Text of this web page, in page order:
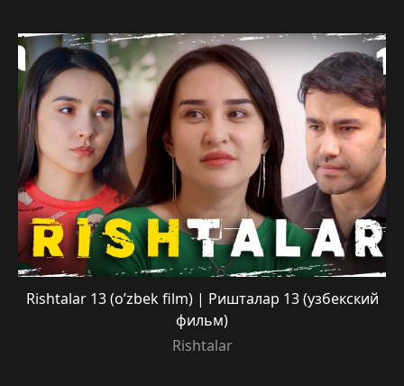
Rishtalar 13 (o’zbek film) | Ришталар 13 (узбекский
фильм)
Rishtalar